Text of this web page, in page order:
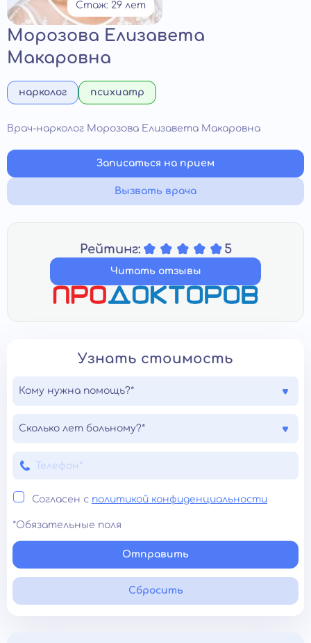
Стаж: 29 лет
Морозова Елизавета
Макаровна
нарколог психиатр
Врач-нарколог Морозова Елизавета Макаровна
Записаться на прием
Вызвать врача
Рейтинг: 5
Читать отзывы
Узнать стоимость
Кому нужна помощь?*
Сколько лет больному?*
Согласен с политикой конфиденциальности
*Обязательные поля
Отправить
Сбросить